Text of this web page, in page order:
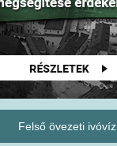
Felső övezeti ivóvíz